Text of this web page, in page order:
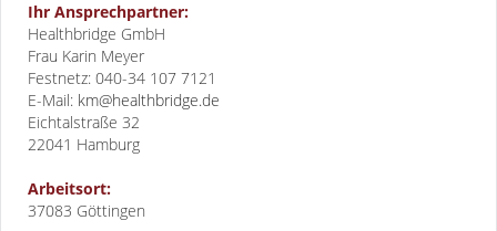
Ihr Ansprechpartner:
Healthbridge GmbH
Frau Karin Meyer
Festnetz: 040-34 107 7121
E-Mail: km@healthbridge.de
Eichtalstraße 32
22041 Hamburg
Arbeitsort:
37083 Göttingen